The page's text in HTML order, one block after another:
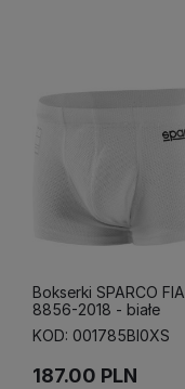
Bokserki SPARCO FIA
8856-2018 - białe
KOD: 001785BI0XS
187.00 PLN